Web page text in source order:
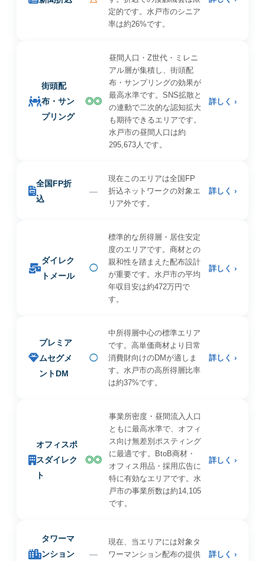
定的です。水戸市のシニア
率は約26%です。
街頭配
布・サン
プリング
◎◎
昼間人口・Z世代・ミレニ
アル層が集積し、街頭配
布・サンプリングの効果が
最高水準です。SNS拡散と
の連動で二次的な認知拡大
も期待できるエリアです。
水戸市の昼間人口は約
295,673人です。
詳しく ›
全国FP折
込
—
現在このエリアは全国FP
折込ネットワークの対象エ
リア外です。
詳しく ›
ダイレク
トメール
◯
標準的な所得層・居住安定
度のエリアです。商材との
親和性を踏まえた配布設計
が重要です。水戸市の平均
年収目安は約472万円で
す。
詳しく ›
プレミア
ムセグメ
ントDM
◯
中所得層中心の標準エリア
です。高単価商材より日常
消費財向けのDMが適しま
す。水戸市の高所得層比率
は約37%です。
詳しく ›
オフィスポ
スダイレク
ト
◎◎
事業所密度・昼間流入人口
ともに最高水準で、オフィ
ス向け無差別ポスティング
に最適です。BtoB商材・
オフィス用品・採用広告に
特に有効なエリアです。水
戸市の事業所数は約14,105
です。
詳しく ›
タワーマ
ンション
—
現在、当エリアには対象タ
ワーマンション配布の提供
詳しく ›